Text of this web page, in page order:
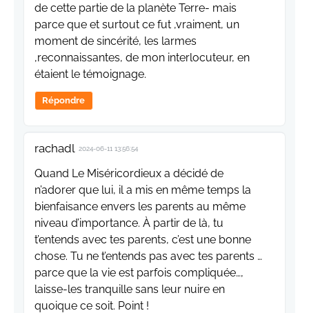
de cette partie de la planète Terre- mais
parce que et surtout ce fut ,vraiment, un
moment de sincérité, les larmes
,reconnaissantes, de mon interlocuteur, en
étaient le témoignage.
Répondre
rachadl 2024-06-11 13:56:54
Quand Le Miséricordieux a décidé de
n’adorer que lui, il a mis en même temps la
bienfaisance envers les parents au même
niveau d’importance. À partir de là, tu
t’entends avec tes parents, c’est une bonne
chose. Tu ne t’entends pas avec tes parents …
parce que la vie est parfois compliquée…,
laisse-les tranquille sans leur nuire en
quoique ce soit. Point !